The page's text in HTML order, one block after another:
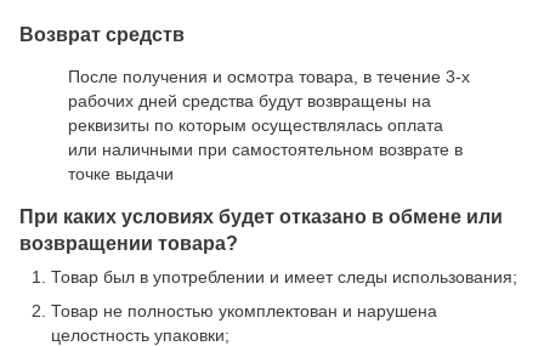
Возврат средств
После получения и осмотра товара, в течение 3-х
рабочих дней средства будут возвращены на
реквизиты по которым осуществлялась оплата
или наличными при самостоятельном возврате в
точке выдачи
При каких условиях будет отказано в обмене или
возвращении товара?
Товар был в употреблении и имеет следы использования;
Товар не полностью укомплектован и нарушена
целостность упаковки;